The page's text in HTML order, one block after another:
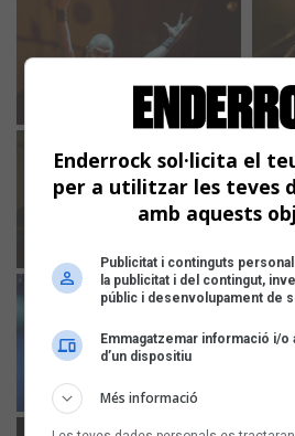
Enderrock sol·licita el
per a utilitzar les teves
amb aquests
Publicitat i continguts
la publicitat i del contingut,
públic i desenvolupament de
Emmagatzemar informació i/o
d’un dispositiu
Més informació